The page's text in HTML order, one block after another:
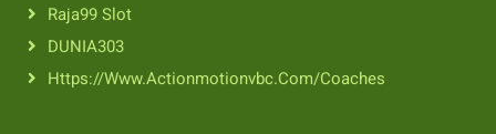
Raja99 Slot
DUNIA303
Https://www.actionmotionvbc.com/coaches